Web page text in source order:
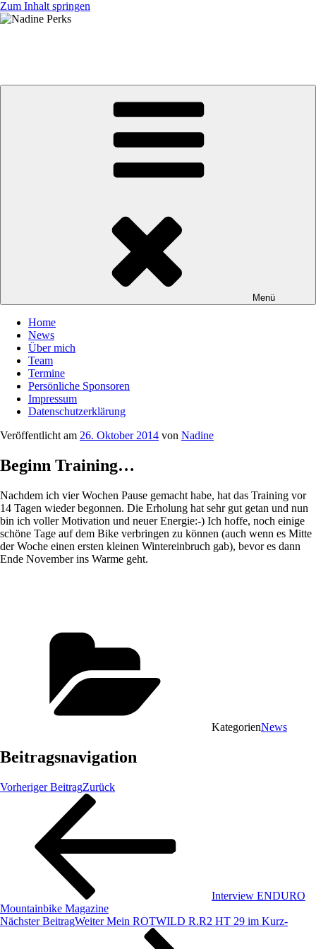
Zum Inhalt springen
Menü
Home
News
Über mich
Team
Termine
Persönliche Sponsoren
Impressum
Datenschutzerklärung
Veröffentlicht am 26. Oktober 2014 von Nadine
Beginn Training…
Nachdem ich vier Wochen Pause gemacht habe, hat das Training vor
14 Tagen wieder begonnen. Die Erholung hat sehr gut getan und nun
bin ich voller Motivation und neuer Energie:-) Ich hoffe, noch einige
schöne Tage auf dem Bike verbringen zu können (auch wenn es Mitte
der Woche einen ersten kleinen Wintereinbruch gab), bevor es dann
Ende November ins Warme geht.
KategorienNews
Beitragsnavigation
Vorheriger BeitragZurück
Interview ENDURO
Mountainbike Magazine
Nächster BeitragWeiter Mein ROTWILD R.R2 HT 29 im Kurz-